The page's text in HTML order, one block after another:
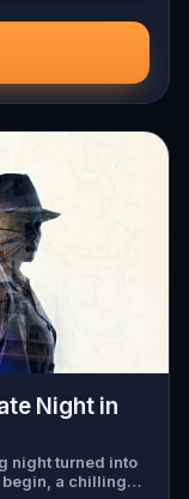
Night in
night turned into
a chilling